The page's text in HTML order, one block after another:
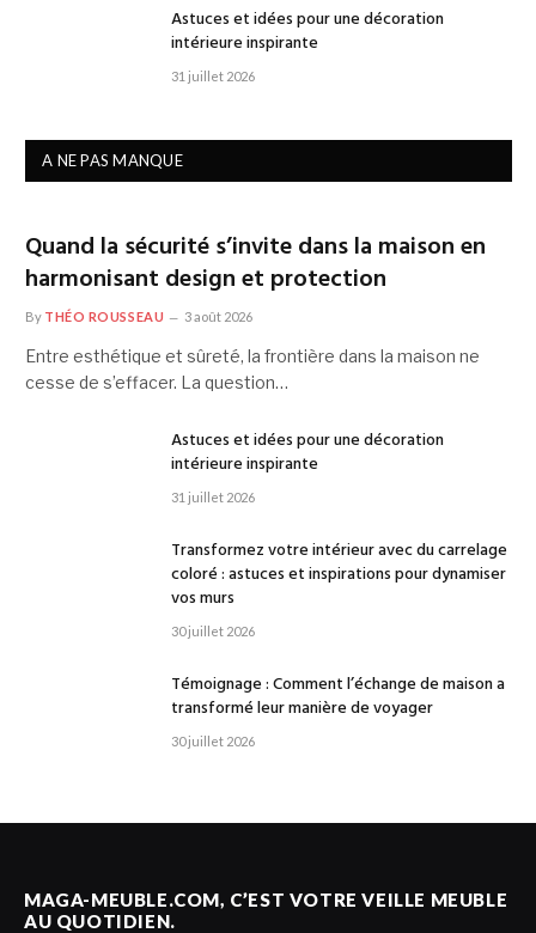
Astuces et idées pour une décoration
intérieure inspirante
31 juillet 2026
A NE PAS MANQUE
Quand la sécurité s’invite dans la maison en
harmonisant design et protection
By THÉO ROUSSEAU 3 août 2026
Entre esthétique et sûreté, la frontière dans la maison ne
cesse de s’effacer. La question…
Astuces et idées pour une décoration
intérieure inspirante
31 juillet 2026
Transformez votre intérieur avec du carrelage
coloré : astuces et inspirations pour dynamiser
vos murs
30 juillet 2026
Témoignage : Comment l’échange de maison a
transformé leur manière de voyager
30 juillet 2026
MAGA-MEUBLE.COM, C’EST VOTRE VEILLE MEUBLE
AU QUOTIDIEN.